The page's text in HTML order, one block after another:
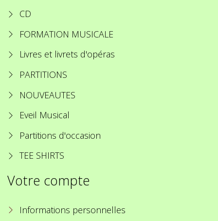
CD
FORMATION MUSICALE
Livres et livrets d'opéras
PARTITIONS
NOUVEAUTES
Eveil Musical
Partitions d'occasion
TEE SHIRTS
Votre compte
Informations personnelles